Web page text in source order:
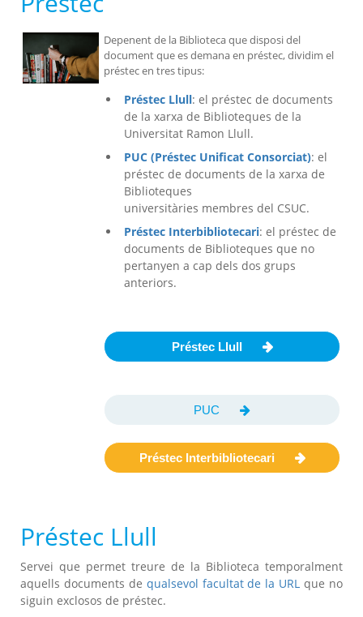
Depenent de la Biblioteca que disposi del
document que es demana en préstec, dividim el
préstec en tres tipus:
Préstec Llull: el préstec de documents
de la xarxa de Biblioteques de la
Universitat Ramon Llull.
PUC (Préstec Unificat Consorciat): el
préstec de documents de la xarxa de
Biblioteques
universitàries membres del CSUC.
Préstec Interbibliotecari: el préstec de
documents de Biblioteques que no
pertanyen a cap dels dos grups
anteriors.
Préstec Llull
PUC
Préstec Interbibliotecari
Préstec Llull
Servei que permet treure de la Biblioteca temporalment
aquells documents de qualsevol facultat de la URL que no
siguin exclosos de préstec.